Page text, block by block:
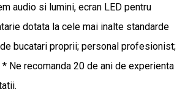
audio si lumini, ecran LED pentru
dotata la cele mai inalte standarde
bucatari proprii; personal profesionist;
Ne recomanda 20 de ani de experienta